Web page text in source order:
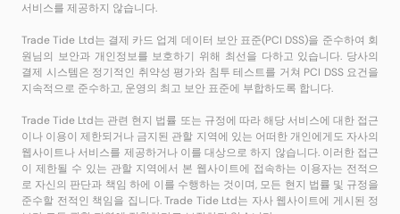
서비스를 제공하지 않습니다.
Trade Tide Ltd는 결제 카드 업계 데이터 보안 표준(PCI DSS)을 준수하여 회
원님의 보안과 개인정보를 보호하기 위해 최선을 다하고 있습니다. 당사의
결제 시스템은 정기적인 취약성 평가와 침투 테스트를 거쳐 PCI DSS 요건을
지속적으로 준수하고, 운영의 최고 보안 표준에 부합하도록 합니다.
Trade Tide Ltd는 관련 현지 법률 또는 규정에 따라 해당 서비스에 대한 접근
이나 이용이 제한되거나 금지된 관할 지역에 있는 어떠한 개인에게도 자사의
웹사이트나 서비스를 제공하거나 이를 대상으로 하지 않습니다. 이러한 접근
이 제한될 수 있는 관할 지역에서 본 웹사이트에 접속하는 이용자는 전적으
로 자신의 판단과 책임 하에 이를 수행하는 것이며, 모든 현지 법률 및 규정을
준수할 전적인 책임을 집니다. Trade Tide Ltd는 자사 웹사이트에 게시된 정